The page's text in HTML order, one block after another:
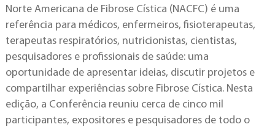
Norte Americana de Fibrose Cística (NACFC) é uma
referência para médicos, enfermeiros, fisioterapeutas,
terapeutas respiratórios, nutricionistas, cientistas,
pesquisadores e profissionais de saúde: uma
oportunidade de apresentar ideias, discutir projetos e
compartilhar experiências sobre Fibrose Cística. Nesta
edição, a Conferência reuniu cerca de cinco mil
participantes, expositores e pesquisadores de todo o